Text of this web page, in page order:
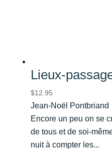
Lieux-
$12.95
Jean-Noël Pontbriand
Encore un peu on se
de tous et de soi-
nuit à compter les...